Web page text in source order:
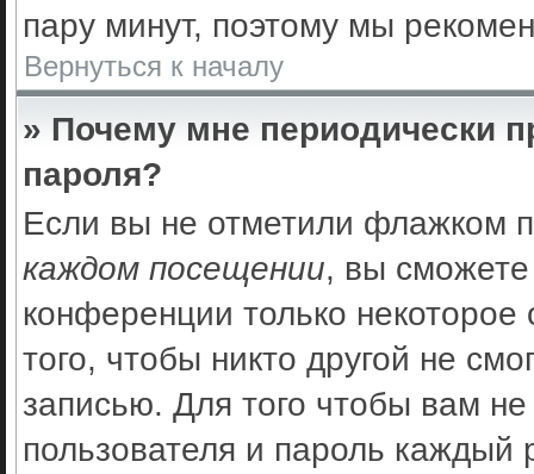
пару минут, поэтому мы
Вернуться к началу
» Почему мне периодически
пароля?
Если вы не отметили флажком
каждом посещении, вы
конференции только
того, чтобы никто другой не
записью. Для того чтобы вам
пользователя и пароль